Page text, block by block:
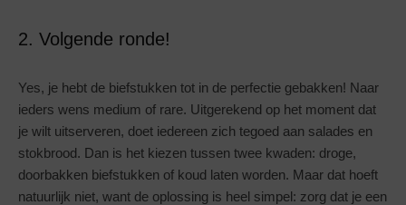
2. Volgende ronde!
Yes, je hebt de biefstukken tot in de perfectie gebakken! Naar
ieders wens medium of rare. Uitgerekend op het moment dat
je wilt uitserveren, doet iedereen zich tegoed aan salades en
stokbrood. Dan is het kiezen tussen twee kwaden: droge,
doorbakken biefstukken of koud laten worden. Maar dat hoeft
natuurlijk niet, want de oplossing is heel simpel: zorg dat je een